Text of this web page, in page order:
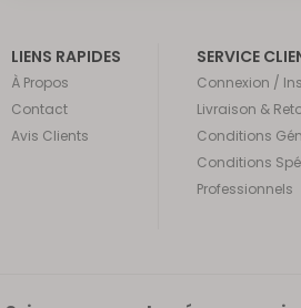
LIENS RAPIDES
À Propos
Contact
Avis Clients
SERVICE
Connexion /
Livraison &
Conditions
Conditions
Professionnels